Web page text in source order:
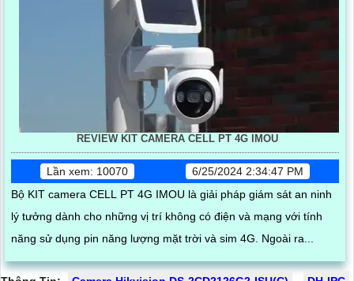
REVIEW KIT CAMERA CELL PT 4G IMOU
Lần xem: 10070
6/25/2024 2:34:47 PM
Bộ KIT camera CELL PT 4G IMOU là giải pháp giám sát an ninh
lý tưởng dành cho những vị trí không có điện và mạng với tính
năng sử dụng pin năng lượng mặt trời và sim 4G. Ngoài ra...